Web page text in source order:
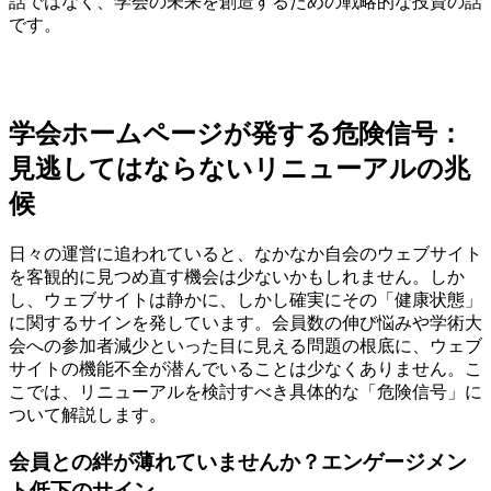
です。
学会ホームページが発する危険信号：
見逃してはならないリニューアルの兆
候
日々の運営に追われていると、なかなか自会のウェブサイト
を客観的に見つめ直す機会は少ないかもしれません。しか
し、ウェブサイトは静かに、しかし確実にその「健康状態」
に関するサインを発しています。会員数の伸び悩みや学術大
会への参加者減少といった目に見える問題の根底に、ウェブ
サイトの機能不全が潜んでいることは少なくありません。こ
こでは、リニューアルを検討すべき具体的な「危険信号」に
ついて解説します。
会員との絆が薄れていませんか？エンゲージメン